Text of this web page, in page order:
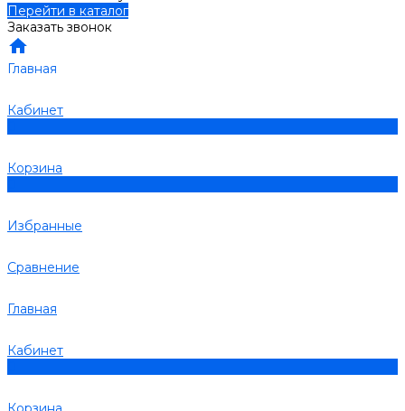
Перейти в каталог
Заказать звонок
Главная
Кабинет
Корзина
Избранные
Сравнение
Главная
Кабинет